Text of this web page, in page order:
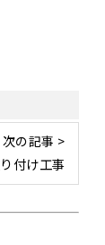
次の記事 >
付け工事